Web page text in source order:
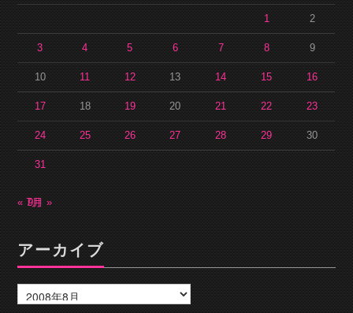
1 2
3 4 5 6 7 8 9
10 11 12 13 14 15 16
17 18 19 20 21 22 23
24 25 26 27 28 29 30
31
« 7月9月 »
アーカイブ
ー
カ